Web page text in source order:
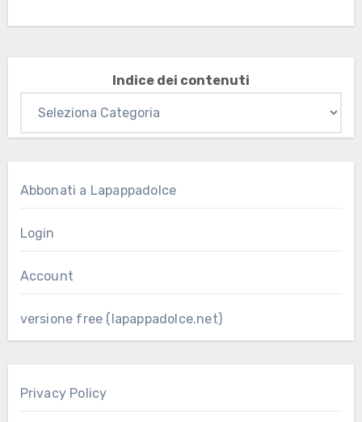
Indice dei contenuti
Abbonati a Lapappadolce
Login
Account
versione free (lapappadolce.net)
Privacy Policy